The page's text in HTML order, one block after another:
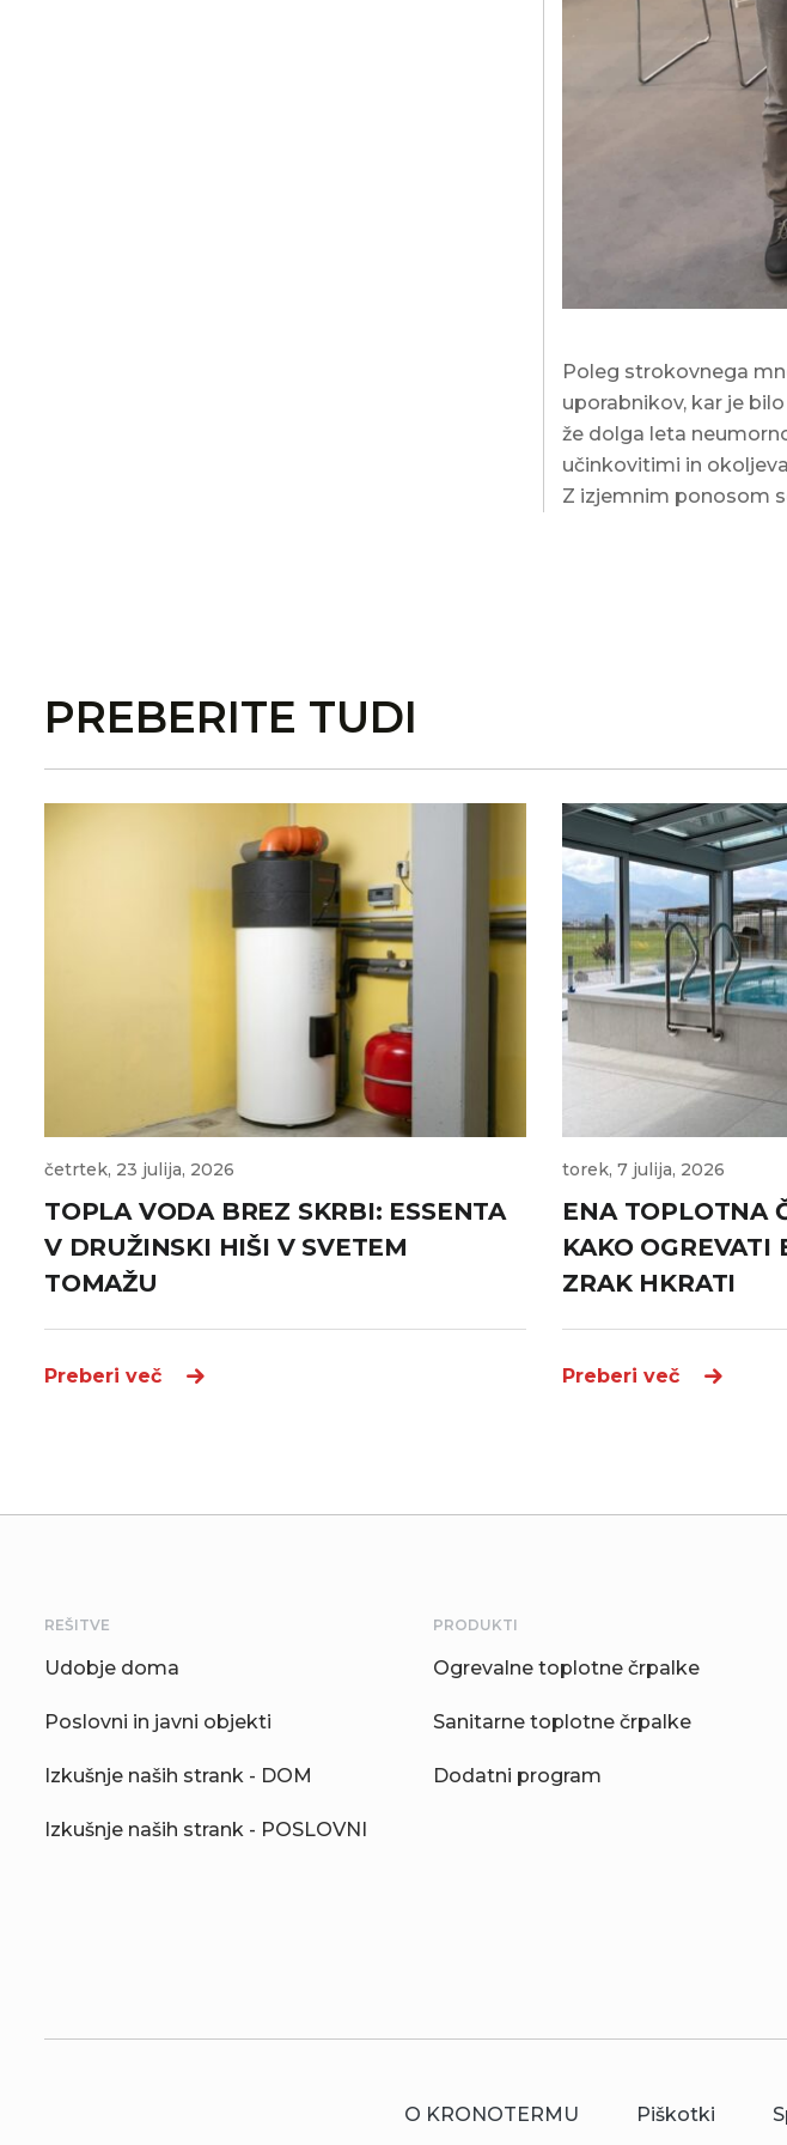
Poleg strokovnega
uporabnikov, kar je
že dolga leta
učinkovitimi in
Z izjemnim ponosom
PREBERITE TUDI
četrtek, 23 julija, 2026
TOPLA VODA BREZ SKRBI: ESSENTA
V DRUŽINSKI HIŠI V SVETEM
TOMAŽU
Preberi več
torek, 7 julija, 2026
ENA TOPLOTNA
KAKO OGREVATI
ZRAK HKRATI
Preberi več
REŠITVE
Udobje doma
Poslovni in javni objekti
Izkušnje naših strank - DOM
Izkušnje naših strank - POSLOVNI
PRODUKTI
Ogrevalne toplotne črpalke
Sanitarne toplotne črpalke
Dodatni program
O KRONOTERMU Piškotki